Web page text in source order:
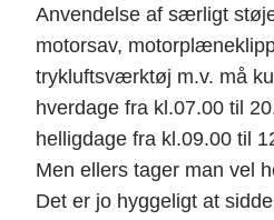
Anvendelse af særligt
motorsav,
trykluftsværktøj m.v. må
hverdage fra kl.07.00 til
helligdage fra kl.09.00 til
Men ellers tager man vel
Det er jo hyggeligt at